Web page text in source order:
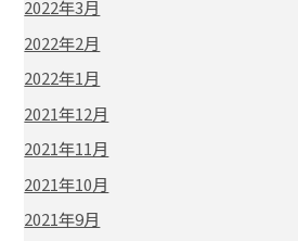
2022年3月
2022年2月
2022年1月
2021年12月
2021年11月
2021年10月
2021年9月